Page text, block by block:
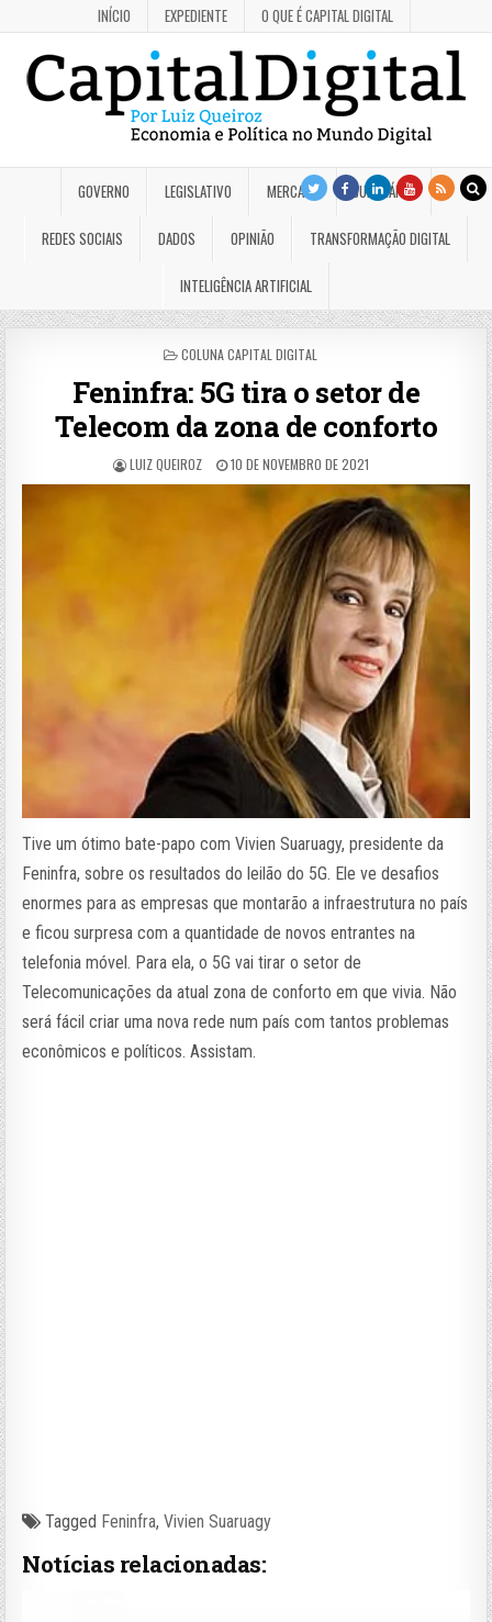
INÍCIO EXPEDIENTE O QUE É CAPITAL DIGITAL
GOVERNO LEGISLATIVO MERCADO JUDICIÁRIO
REDES SOCIAIS DADOS OPINIÃO TRANSFORMAÇÃO DIGITAL
INTELIGÊNCIA ARTIFICIAL
POSTED
COLUNA CAPITAL DIGITAL
Feninfra: 5G tira o setor de
Telecom da zona de conforto
LUIZ QUEIROZ 10 DE NOVEMBRO DE 2021
Tive um ótimo bate-papo com Vivien Suaruagy, presidente da
Feninfra, sobre os resultados do leilão do 5G. Ele ve desafios
enormes para as empresas que montarão a infraestrutura no país
e ficou surpresa com a quantidade de novos entrantes na
telefonia móvel. Para ela, o 5G vai tirar o setor de
Telecomunicações da atual zona de conforto em que vivia. Não
será fácil criar uma nova rede num país com tantos problemas
econômicos e políticos. Assistam.
Tagged Feninfra,Vivien Suaruagy
Notícias relacionadas: